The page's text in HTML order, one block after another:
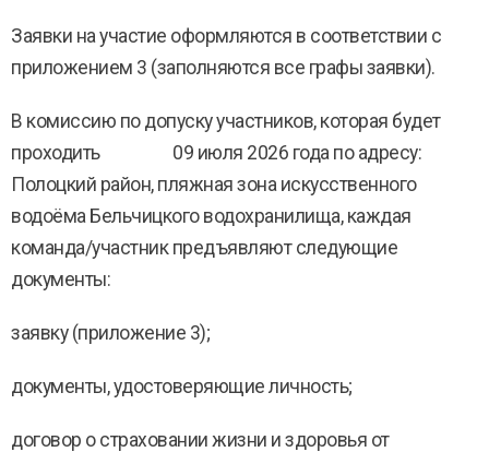
Заявки на участие оформляются в соответствии с
приложением 3 (заполняются все графы заявки).
В комиссию по допуску участников, которая будет
проходить 09 июля 2026 года по адресу:
Полоцкий район, пляжная зона искусственного
водоёма Бельчицкого водохранилища, каждая
команда/участник предъявляют следующие
документы:
заявку (приложение 3);
документы, удостоверяющие личность;
договор о страховании жизни и здоровья от